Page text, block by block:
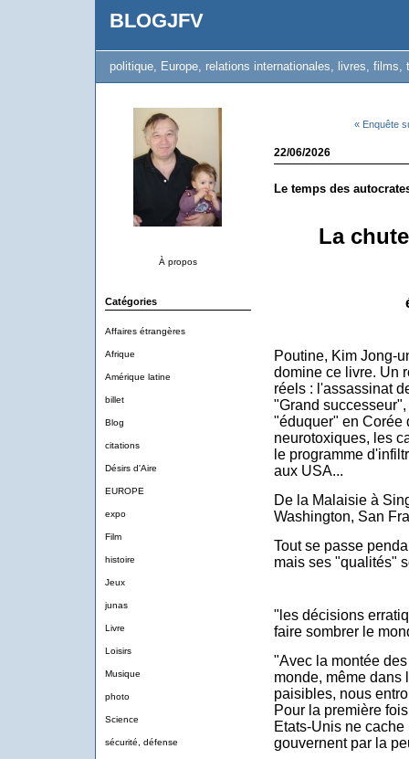
BLOGJFV
politique, Europe, relations internationales, livres, films,
À propos
Catégories
Affaires étrangères
Afrique
Amérique latine
billet
Blog
citations
Désirs d'Aire
EUROPE
expo
Film
histoire
Jeux
junas
Livre
Loisirs
Musique
photo
Science
sécurité, défense
« Enquête
22/06/2026
Le temps des
La
Poutine, Kim Jong-
domine ce livre. Un
réels : l'assassinat
"Grand
"éduquer" en Corée
neurotoxiques, les
le programme
aux USA...
De la Malaisie à
Washington, San
Tout se passe
mais ses "qualités"
"les décisions
faire sombrer le
"Avec la montée
monde, même dans
paisibles, nous
Pour la première
Etats-Unis ne
gouvernent par la